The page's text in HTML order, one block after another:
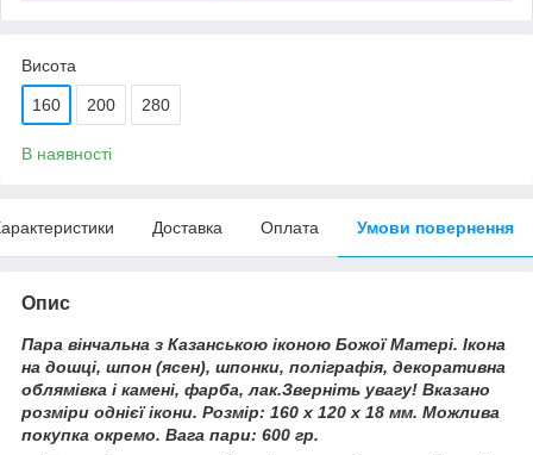
Висота
160 200 280
В наявності
Доставка Оплата Умови повернення
Опис
Пара вінчальна з Казанською іконою Божої Матері. Ікона
на дошці, шпон (ясен), шпонки, поліграфія, декоративна
облямівка і камені, фарба, лак.Зверніть увагу! Вказано
розміри однієї ікони. Розмір: 160 х 120 х 18 мм. Можлива
покупка окремо. Вага пари: 600 гр.